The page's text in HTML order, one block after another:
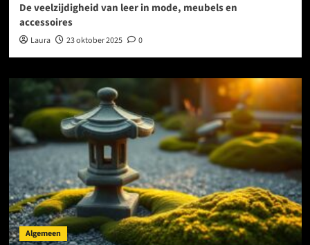
De veelzijdigheid van leer in mode, meubels en
accessoires
Laura 23 oktober 2025 0
Algemeen